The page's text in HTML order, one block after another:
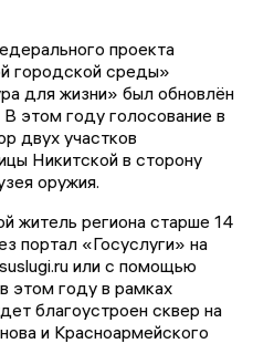
проекта
городской среды»
для жизни» был обновлён
этом году голосование в
двух участков
Никитской в сторону
оружия.
житель региона старше 14
портал «Госуслуги» на
или с помощью
этом году в рамках
благоустроен сквер на
и Красноармейского